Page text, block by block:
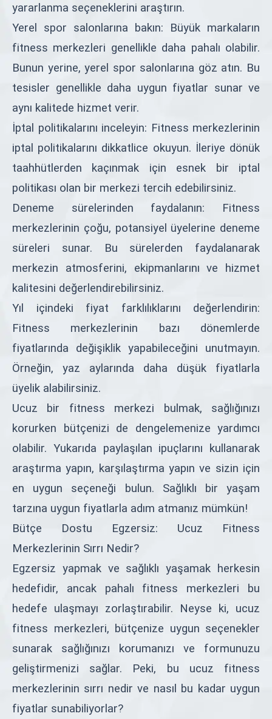
yararlanma seçeneklerini araştırın.
Yerel spor salonlarına bakın: Büyük markaların
fitness merkezleri genellikle daha pahalı olabilir.
Bunun yerine, yerel spor salonlarına göz atın. Bu
tesisler genellikle daha uygun fiyatlar sunar ve
aynı kalitede hizmet verir.
İptal politikalarını inceleyin: Fitness merkezlerinin
iptal politikalarını dikkatlice okuyun. İleriye dönük
taahhütlerden kaçınmak için esnek bir iptal
politikası olan bir merkezi tercih edebilirsiniz.
Deneme sürelerinden faydalanın: Fitness
merkezlerinin çoğu, potansiyel üyelerine deneme
süreleri sunar. Bu sürelerden faydalanarak
merkezin atmosferini, ekipmanlarını ve hizmet
kalitesini değerlendirebilirsiniz.
Yıl içindeki fiyat farklılıklarını değerlendirin:
Fitness merkezlerinin bazı dönemlerde
fiyatlarında değişiklik yapabileceğini unutmayın.
Örneğin, yaz aylarında daha düşük fiyatlarla
üyelik alabilirsiniz.
Ucuz bir fitness merkezi bulmak, sağlığınızı
korurken bütçenizi de dengelemenize yardımcı
olabilir. Yukarıda paylaşılan ipuçlarını kullanarak
araştırma yapın, karşılaştırma yapın ve sizin için
en uygun seçeneği bulun. Sağlıklı bir yaşam
tarzına uygun fiyatlarla adım atmanız mümkün!
Bütçe Dostu Egzersiz: Ucuz Fitness
Merkezlerinin Sırrı Nedir?
Egzersiz yapmak ve sağlıklı yaşamak herkesin
hedefidir, ancak pahalı fitness merkezleri bu
hedefe ulaşmayı zorlaştırabilir. Neyse ki, ucuz
fitness merkezleri, bütçenize uygun seçenekler
sunarak sağlığınızı korumanızı ve formunuzu
geliştirmenizi sağlar. Peki, bu ucuz fitness
merkezlerinin sırrı nedir ve nasıl bu kadar uygun
fiyatlar sunabiliyorlar?